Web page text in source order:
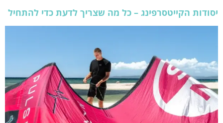
יסודות הקייטסרפינג – כל מה שצריך לדעת כדי להתחיל